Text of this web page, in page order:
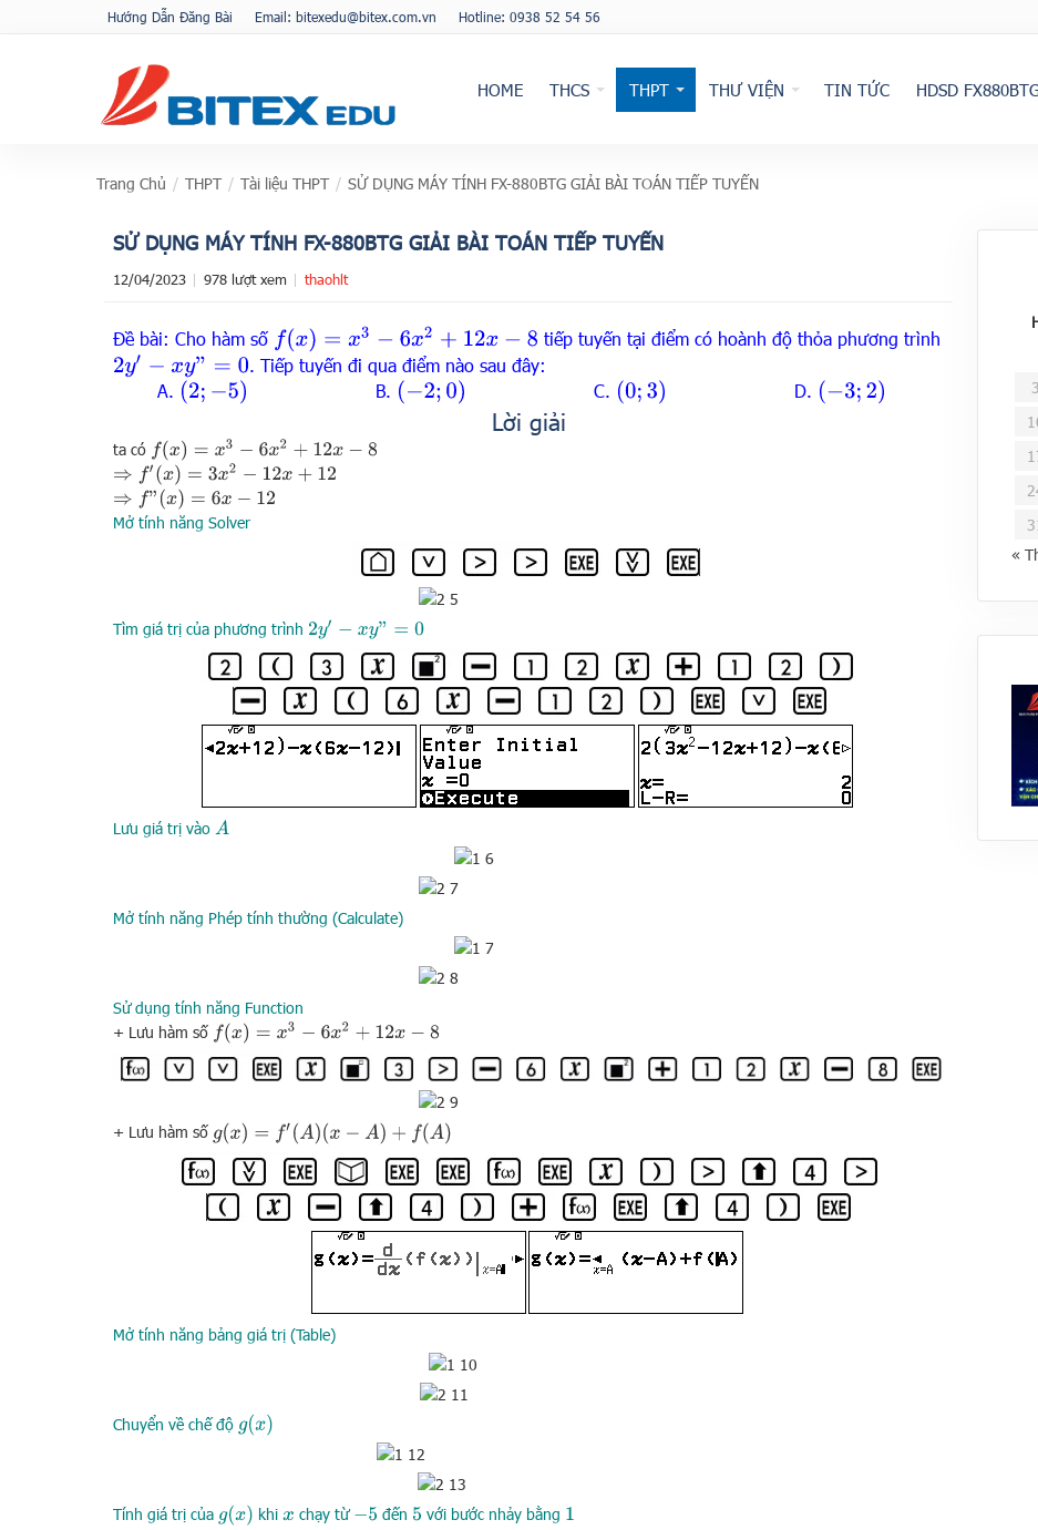
Hướng Dẫn Đăng Bài Email: bitexedu@bitex.com.vn Hotline: 0938 52 54 56
HOME THCS THPT THƯ VIỆN TIN TỨC HDSD
Trang Chủ / THPT / Tài liệu THPT / SỬ DỤNG MÁY TÍNH FX-880BTG GIẢI BÀI TOÁN TIẾP TUYẾN
SỬ DỤNG MÁY TÍNH FX-880BTG GIẢI BÀI TOÁN TIẾP TUYẾN
12/04/2023 978 lượt xem thaohlt
Đề bài: Cho hàm số f(x)=x 3− 6x2 +12x−8
tiếp tuyến tại điểm có hoành độ thỏa phương trình
2y′−xy ”=0
. Tiếp tuyến đi qua điểm nào sau đây:
A. (2;−5) B. ( −2;0 ) C. (0;3) D. (−3;2 )
Lời giải
ta có f(x)=x 3− 6x2 +12x−8
⇒f′ x)=3x 2− 12x+ 12
⇒f” (x) =6x −12
Mở tính năng Solver
Tìm giá trị của phương trình 2y′−xy ”=0
Lưu giá trị vào A
Mở tính năng Phép tính thường (Calculate)
Sử dụng tính năng Function
+ Lưu hàm số f(x)=x 3− 6x2 +12x−8
+ Lưu hàm số g(x)= f′(A )(x−A)+f( A)
Mở tính năng bảng giá trị (Table)
Chuyển về chế độ g(x)
Tính giá trị của g(x) khix chạy từ −5 đến 5 với bước nhảy bằng 1
3
«